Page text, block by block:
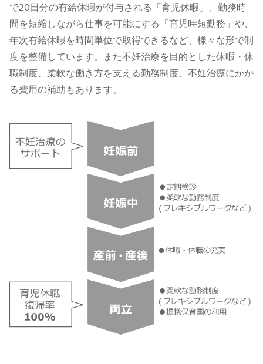
で20日分の有給休暇が付与される「育児休暇」、勤務時
間を短縮しながら仕事を可能にする「育児時短勤務」や、
年次有給休暇を時間単位で取得できるなど、様々な形で制
度を整備しています。また不妊治療を目的とした休暇・休
職制度、柔軟な働き方を支える勤務制度、不妊治療にかか
る費用の補助もあります。